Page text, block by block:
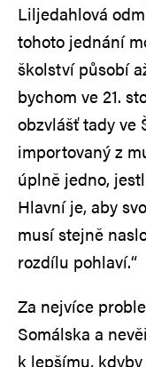
Liljedahlová
tohoto jednání
školství působí
bychom ve 21.
obzvlášť tady ve
importovaný z
úplně jedno,
Hlavní je, aby
musí stejně
rozdílu pohlaví.“
Za nejvíce
Somálska a
k lepšímu,